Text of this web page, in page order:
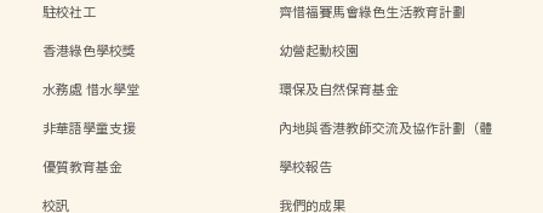
駐校社工
齊惜福賽馬會綠色生活教育計劃
香港綠色學校獎
幼營起動校園
水務處 惜水學堂
環保及自然保育基金
非華語學童支援
內地與香港教師交流及協作計劃（體
優質教育基金
學校報告
校訊
我們的成果